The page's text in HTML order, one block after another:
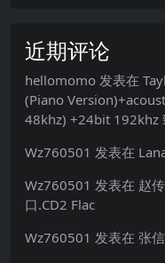
近期评论
hellomomo 发表在
(Piano
48khz) +24bit 192khz
Wz760501 发表在
Wz760501 发表在 赵
口.CD2 Flac
Wz760501 发表在 张